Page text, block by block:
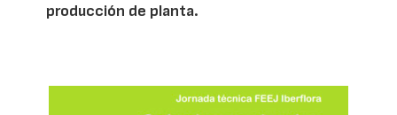
producción de planta.